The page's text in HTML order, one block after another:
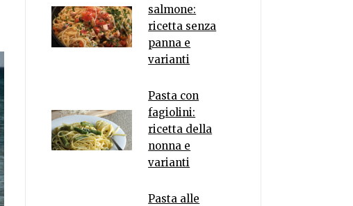
salmone:
ricetta senza
panna e
varianti
Pasta con
fagiolini:
ricetta della
nonna e
varianti
Pasta alle